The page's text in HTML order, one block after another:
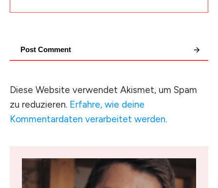
Post Comment
Diese Website verwendet Akismet, um Spam
zu reduzieren. Erfahre, wie deine
Kommentardaten verarbeitet werden.